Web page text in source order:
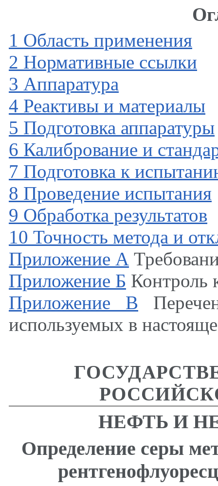
1 Область применения
2 Нормативные ссылки
3 Аппаратура
4 Реактивы и материалы
5 Подготовка аппаратуры
6 Калибрование и
7 Подготовка к
8 Проведение испытания
9 Обработка результатов
10 Точность метода и
Приложение А
Приложение Б Контроль
Приложение В
используемых в
НЕФТЬ И
Определение серы